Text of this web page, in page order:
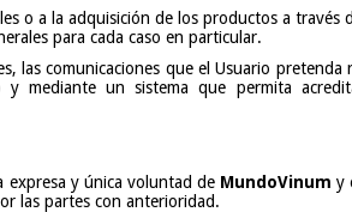
o a la adquisición de los productos a través
para cada caso en particular.
las comunicaciones que el Usuario pretenda
mediante un sistema que permita
expresa y única voluntad de MundoVinum y
las partes con anterioridad.